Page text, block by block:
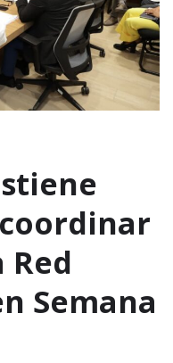
Red
Semana